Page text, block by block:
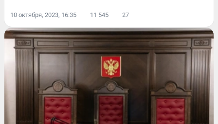
10 октября, 2023, 16:35 11 545 27